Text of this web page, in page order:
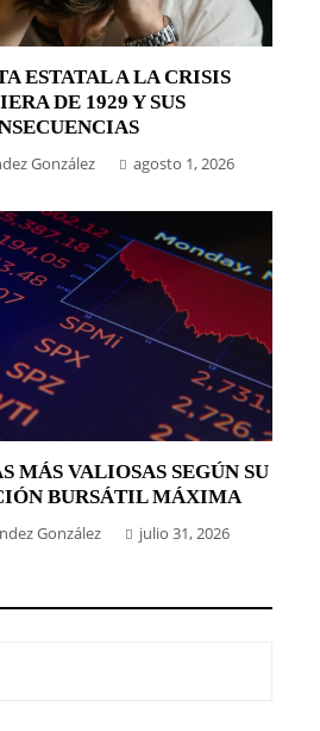
ESTATAL A LA CRISIS
DE 1929 Y SUS
González agosto 1, 2026
MÁS VALIOSAS SEGÚN SU
BURSÁTIL MÁXIMA
González julio 31, 2026